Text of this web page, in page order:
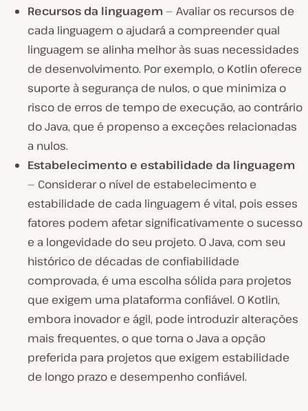
Recursos da linguagem — Avaliar os recursos de
cada linguagem o ajudará a compreender qual
linguagem se alinha melhor às suas necessidades
de desenvolvimento. Por exemplo, o Kotlin oferece
suporte à segurança de nulos, o que minimiza o
risco de erros de tempo de execução, ao contrário
do Java, que é propenso a exceções relacionadas
a nulos.
Estabelecimento e estabilidade da linguagem
— Considerar o nível de estabelecimento e
estabilidade de cada linguagem é vital, pois esses
fatores podem afetar significativamente o sucesso
e a longevidade do seu projeto. O Java, com seu
histórico de décadas de confiabilidade
comprovada, é uma escolha sólida para projetos
que exigem uma plataforma confiável. O Kotlin,
embora inovador e ágil, pode introduzir alterações
mais frequentes, o que torna o Java a opção
preferida para projetos que exigem estabilidade
de longo prazo e desempenho confiável.